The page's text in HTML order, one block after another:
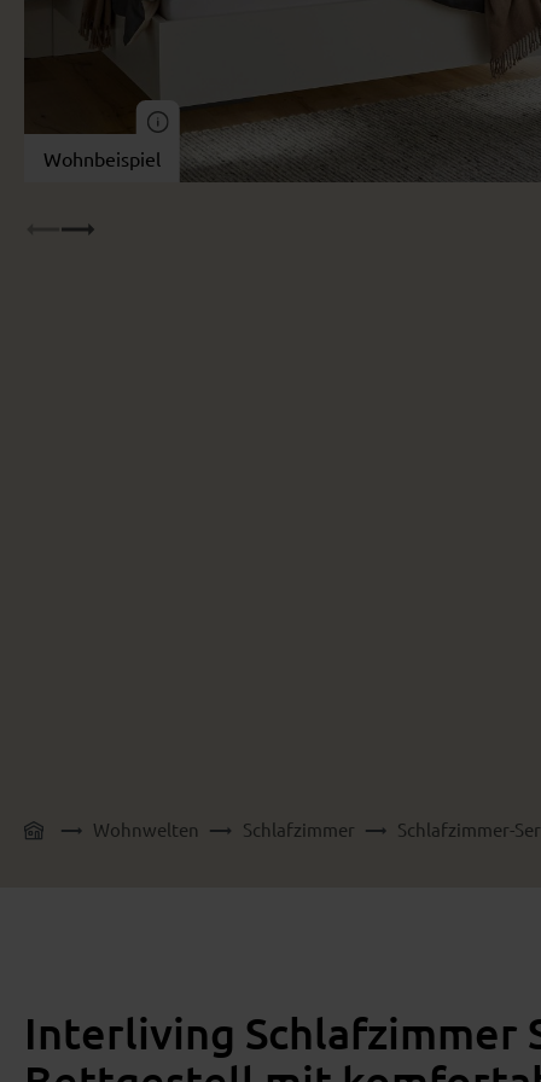
Wohnbeispiel
Wohnbeispiel
Wohnwelten Schlafzimmer Schlafzimmer-
Interliving Schlafzimmer